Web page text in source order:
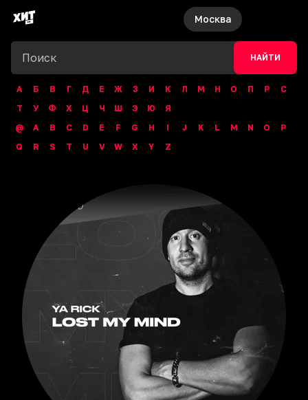
Москва
НАЙТИ
А Б В Г Д Е Ж З И К Л М Н О П Р
С
Т
У Ф Х Ц Ч Ш Э Ю
Я
@
A B C D E F G H I J K L M N O
P
Q
R S T U V W X Y Z